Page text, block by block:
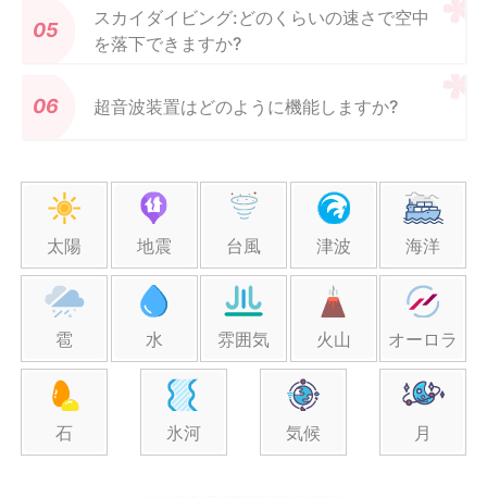
スカイダイビング:どのくらいの速さで空中
を落下できますか?
超音波装置はどのように機能しますか?
太陽 地震 台風 津波 海洋
雹 水 雰囲気 火山 オーロラ
石 氷河 気候 月